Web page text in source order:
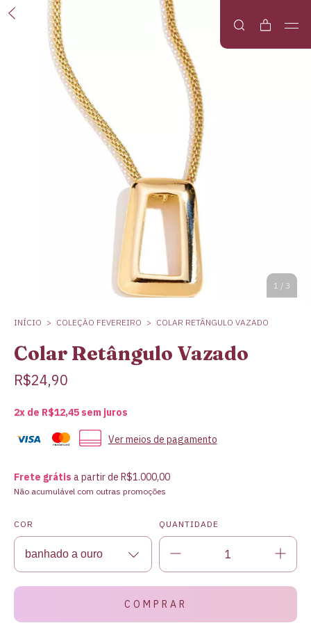
1 / 3
INÍCIO > COLEÇÃO FEVEREIRO > COLAR RETÂNGULO VAZADO
Colar Retângulo Vazado
R$24,90
2x de R$12,45 sem juros
Ver meios de pagamento
Frete grátis a partir de R$1.000,00
Não acumulável com outras promoções
COR QUANTIDADE